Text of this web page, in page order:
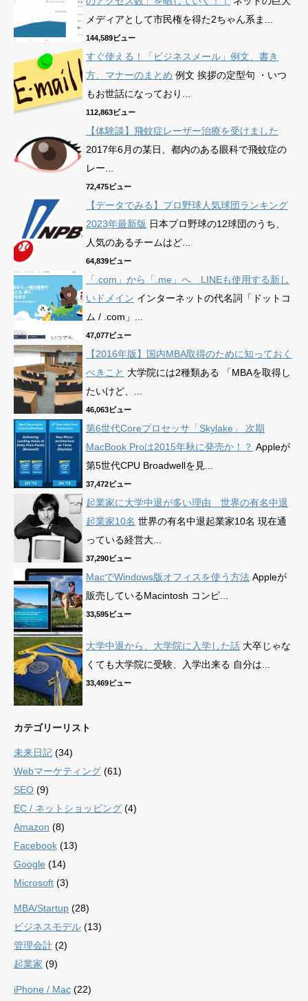
メディアとして市民権を得た2ちゃん系ま...
144,589ビュー
すぐ使える！「ビジネスメール」例文、書き
方、マナーのまとめ 例文 挨拶の定型句 ・いつ
もお世話になっており...
112,863ビュー
【体験談】飛蚊症レーザー治療を受けました
2017年6月の某日、都内のある眼科で飛蚊症の
レー...
72,475ビュー
【データでみる】プロ野球人気球団ランキング
2023年最新版 日本プロ野球の12球団のうち、
人気のあるチームはど...
64,839ビュー
「.com」から「.me」へ LINEも使用する新し
いドメイン インターネットの代名詞「ドットコ
ム / .com」...
47,077ビュー
【2016年版】国内MBA取得のために知っておく
べきこと 大学院には2種類ある 「MBAを取得し
たいけど、...
46,063ビュー
第6世代Coreプロセッサ「Skylake」 次期
MacBook Proは2015年秋に発売か！？ Appleが
第5世代CPU Broadwellを見...
37,472ビュー
起業家に大学中退が多い理由 世界の有名中退
起業家10名 世界の有名中退起業家10名 現在通
っている経営大...
37,290ビュー
MacでWindows版オフィスを使う方法 Appleが
販売しているMacintosh コンピ...
33,595ビュー
大学中退から、大学院に入学した話 大卒じゃな
くても大学院に受験、入学出来る 自分は...
33,469ビュー
カテゴリーリスト
未来日記 (34)
Webマーケティング (61)
SEO (9)
EC / ネットショッピング (4)
Amazon (8)
Facebook (13)
Google (14)
Microsoft (3)
MBA/Startup (28)
ビジネスモデル (13)
管理会計 (2)
起業家 (9)
iPhone / Mac (22)